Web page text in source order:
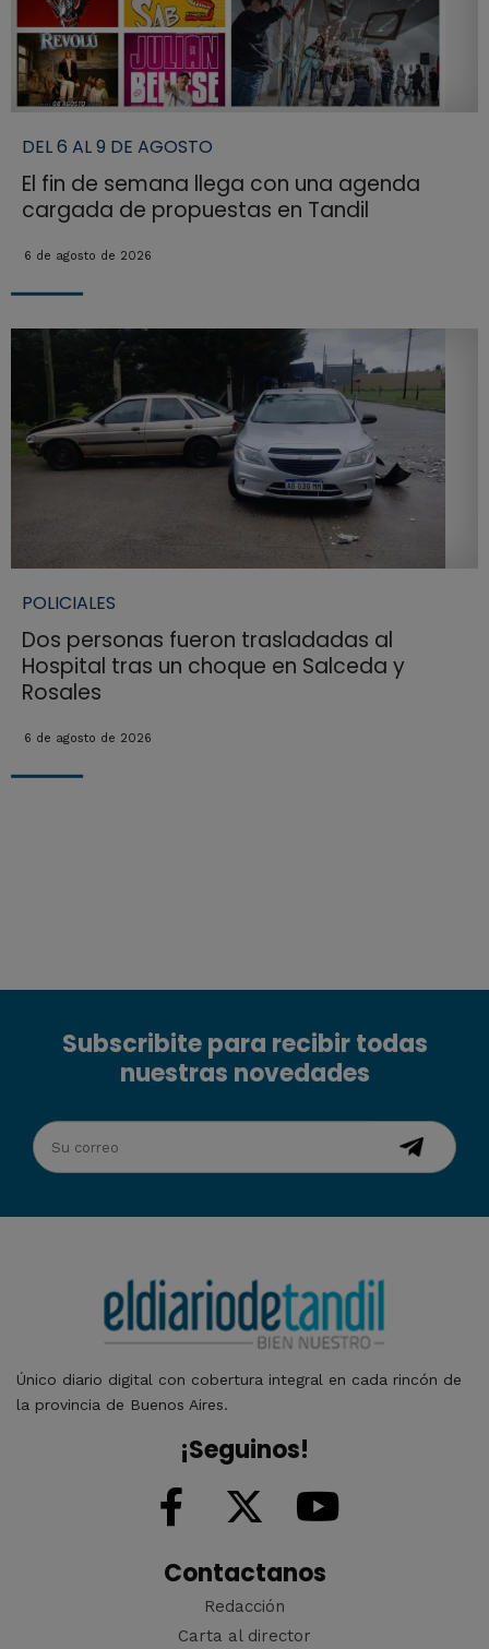
DEL 6 AL 9 DE AGOSTO
El fin de semana llega con una agenda
cargada de propuestas en Tandil
6 de agosto de 2026
POLICIALES
Dos personas fueron trasladadas al
Hospital tras un choque en Salceda y
Rosales
6 de agosto de 2026
Subscribite para recibir todas
nuestras novedades
Único diario digital con cobertura integral en cada rincón de
la provincia de Buenos Aires.
¡Seguinos!
Contactanos
Redacción
Carta al director